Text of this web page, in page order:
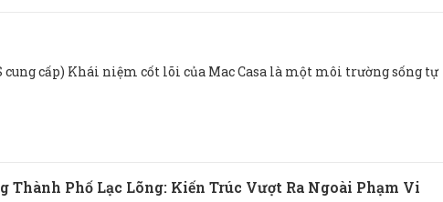
cung cấp) Khái niệm cốt lõi của Mac Casa là một môi trường sống tự
Thành Phố Lạc Lõng: Kiến Trúc Vượt Ra Ngoài Phạm Vi